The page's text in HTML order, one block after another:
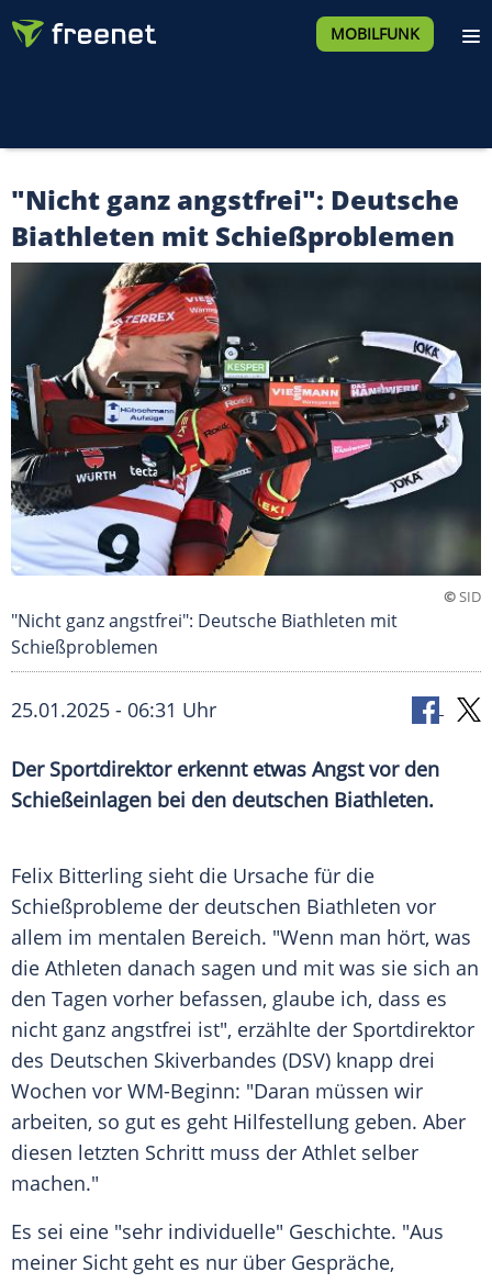
MOBILFUNK
"Nicht ganz angstfrei": Deutsche
Biathleten mit Schießproblemen
©SID
"Nicht ganz angstfrei": Deutsche Biathleten mit
Schießproblemen
25.01.2025 - 06:31 Uhr
Der Sportdirektor erkennt etwas Angst vor den
Schießeinlagen bei den deutschen Biathleten.
Felix Bitterling sieht die Ursache für die
Schießprobleme der deutschen Biathleten vor
allem im mentalen Bereich. "Wenn man hört, was
die Athleten danach sagen und mit was sie sich an
den Tagen vorher befassen, glaube ich, dass es
nicht ganz angstfrei ist", erzählte der Sportdirektor
des Deutschen Skiverbandes (DSV) knapp drei
Wochen vor WM-Beginn: "Daran müssen wir
arbeiten, so gut es geht Hilfestellung geben. Aber
diesen letzten Schritt muss der Athlet selber
machen."
Es sei eine "sehr individuelle" Geschichte. "Aus
meiner Sicht geht es nur über Gespräche,